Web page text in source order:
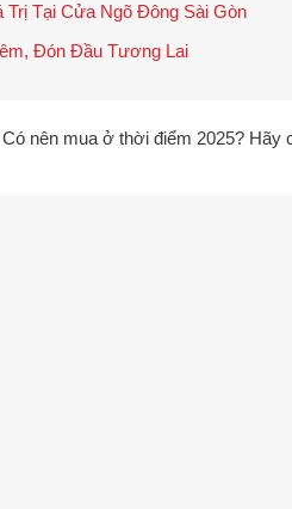
Tại Cửa Ngõ Đông Sài Gòn
Đón Đầu Tương Lai
nên mua ở thời điểm 2025? Hãy